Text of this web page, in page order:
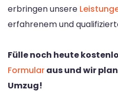
erbringen unsere
erfahrenem und
Fülle noch heute
Formularaus und wir
Umzug!